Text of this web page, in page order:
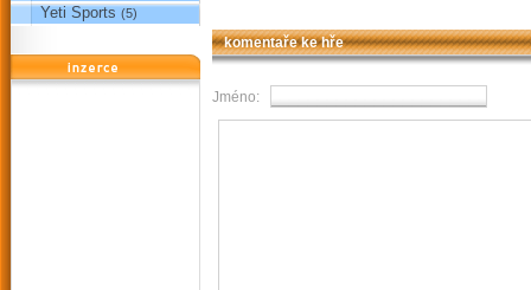
Yeti Sports (5)
reklama
komentaře ke hře
Jméno: